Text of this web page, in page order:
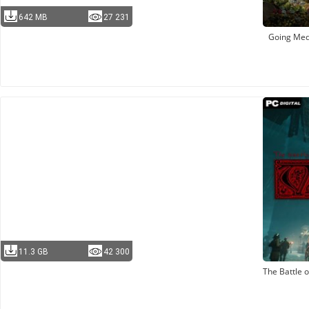
642 MB 27 231
Going
11.3 GB 42 300
The Battle